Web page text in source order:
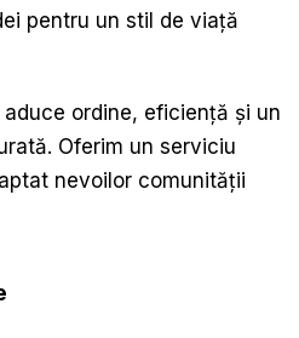
pentru un stil de viață
ordine, eficiență și un
Oferim un serviciu
nevoilor comunității